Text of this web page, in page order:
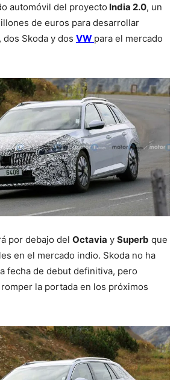
automóvil del proyecto India 2.0, un
de euros para desarrollar
Skoda y dos VW para el mercado
por debajo del Octavia y Superb que
en el mercado indio. Skoda no ha
fecha de debut definitiva, pero
la portada en los próximos